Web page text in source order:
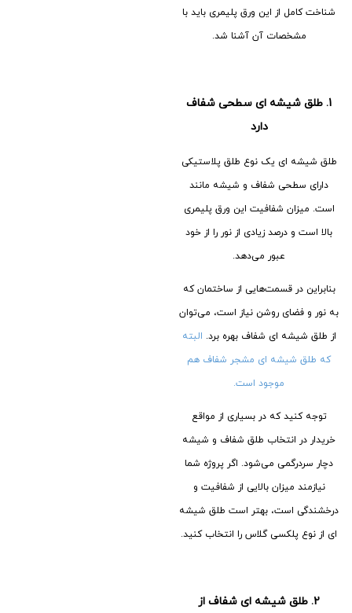
شناخت کامل از این ورق پلیمری باید با
مشخصات آن آشنا شد.
1. طلق شیشه ای سطحی شفاف
دارد
طلق شیشه ای یک نوع طلق پلاستیکی
دارای سطحی شفاف و شیشه مانند
است. میزان شفافیت این ورق پلیمری
بالا است و درصد زیادی از نور را از خود
عبور می‌دهد.
بنابراین در قسمت‌هایی از ساختمان که
به نور و فضای روشن نیاز است، می‌توان
از طلق شیشه ای شفاف بهره برد. البته
که طلق شیشه ای مشجر شفاف هم
موجود است.
توجه کنید که در بسیاری از مواقع
خریدار در انتخاب طلق شفاف و شیشه
دچار سردرگمی می‌شود. اگر پروژه شما
نیازمند میزان بالایی از شفافیت و
درخشندگی است، بهتر است طلق شیشه
ای از نوع پلکسی گلاس را انتخاب کنید.
2. طلق شیشه ای شفاف از